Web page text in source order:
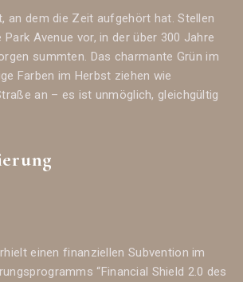
an dem die Zeit aufgehört hat. Stellen
Avenue vor, in der über 300 Jahre
summten. Das charmante Grün im
Farben im Herbst ziehen wie
an – es ist unmöglich, gleichgültig
einen finanziellen Subvention im
“Financial Shield 2.0 des